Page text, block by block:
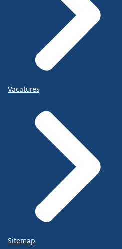
Vacatures
Sitemap